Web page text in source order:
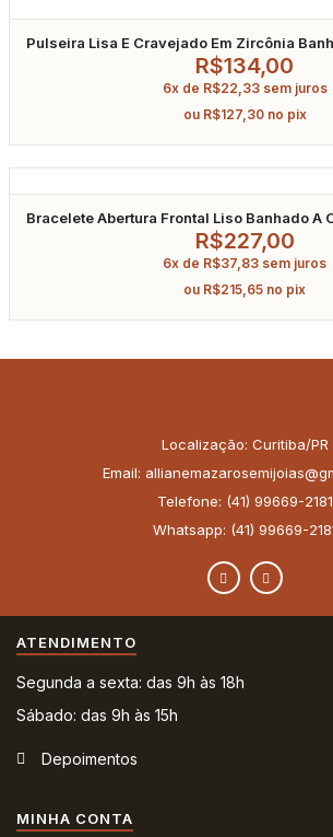
Pulseira Lisa E Cravejado Em Zircônia
R$134,00
6x de R$22,33 sem juros
ou R$127,30 no pix
Bracelete Abertura Frontal Liso Banhado A
R$227,00
6x de R$37,83 sem juros
ou R$215,65 no pix
Localização: Curitiba/PR
Email:
Telefone: (41) 99669-2181
Whatsapp: (41) 99669-
ATENDIMENTO
Segunda a sexta: das 9h às 18h
Sábado: das 9h às 15h
Depoimentos
MINHA CONTA